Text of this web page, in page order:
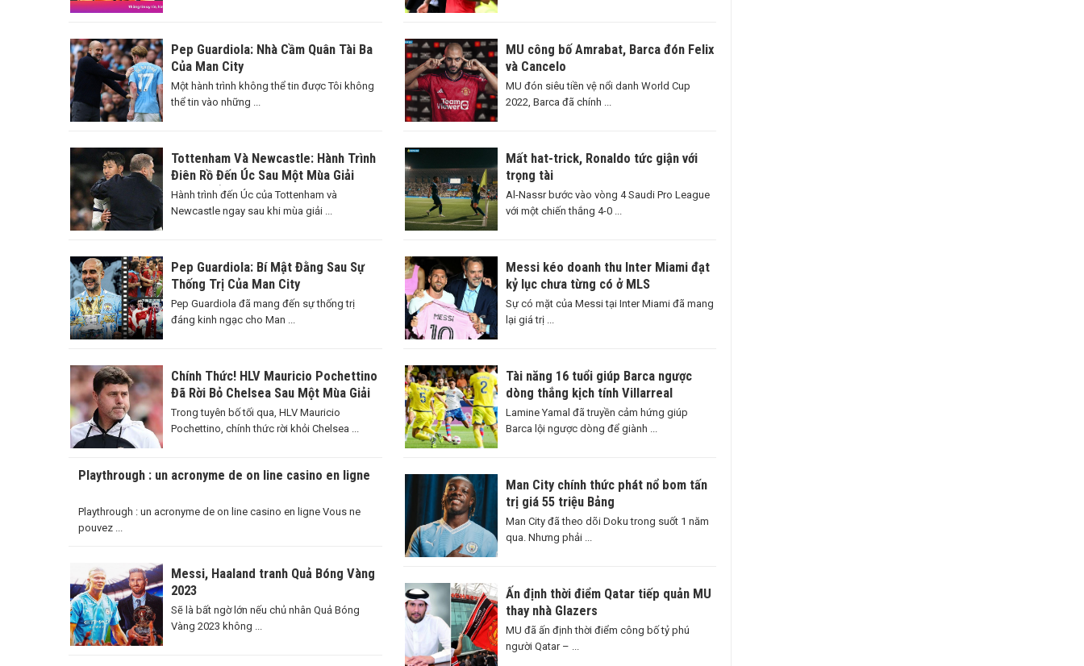
Pep Guardiola: Nhà Cầm Quân Tài Ba
Của Man City
Một hành trình không thể tin được Tôi không
thể tin vào những ...
Tottenham Và Newcastle: Hành Trình
Điên Rồ Đến Úc Sau Một Mùa Giải
Căng Thẳng
Hành trình đến Úc của Tottenham và
Newcastle ngay sau khi mùa giải ...
Pep Guardiola: Bí Mật Đằng Sau Sự
Thống Trị Của Man City
Pep Guardiola đã mang đến sự thống trị
đáng kinh ngạc cho Man ...
Chính Thức! HLV Mauricio Pochettino
Đã Rời Bỏ Chelsea Sau Một Mùa Giải
Đáng Nhớ
Trong tuyên bố tối qua, HLV Mauricio
Pochettino, chính thức rời khỏi Chelsea ...
Playthrough : un acronyme de on line casino en ligne
Playthrough : un acronyme de on line casino en ligne Vous ne
pouvez ...
Messi, Haaland tranh Quả Bóng Vàng
2023
Sẽ là bất ngờ lớn nếu chủ nhân Quả Bóng
Vàng 2023 không ...
MU công bố Amrabat, Barca đón Felix
và Cancelo
MU đón siêu tiền vệ nổi danh World Cup
2022, Barca đã chính ...
Mất hat-trick, Ronaldo tức giận với
trọng tài
Al-Nassr bước vào vòng 4 Saudi Pro League
với một chiến thắng 4-0 ...
Messi kéo doanh thu Inter Miami đạt
kỷ lục chưa từng có ở MLS
Sự có mặt của Messi tại Inter Miami đã mang
lại giá trị ...
Tài năng 16 tuổi giúp Barca ngược
dòng thắng kịch tính Villarreal
Lamine Yamal đã truyền cảm hứng giúp
Barca lội ngược dòng để giành ...
Man City chính thức phát nổ bom tấn
trị giá 55 triệu Bảng
Man City đã theo dõi Doku trong suốt 1 năm
qua. Nhưng phải ...
Ấn định thời điểm Qatar tiếp quản MU
thay nhà Glazers
MU đã ấn định thời điểm công bố tỷ phú
người Qatar – ...